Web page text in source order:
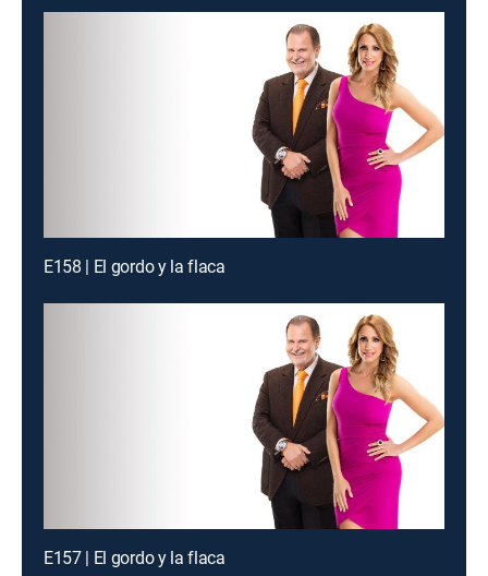
E158 | El gordo y la flaca
E157 | El gordo y la flaca